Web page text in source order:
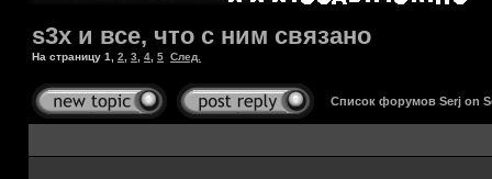
s3x и все, что с ним связано
На страницу 1 2 3 4 5 След.
Список форумов Serj on